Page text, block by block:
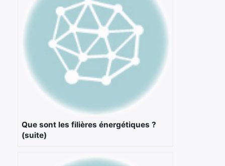
Que sont les filières énergétiques ?
(suite)